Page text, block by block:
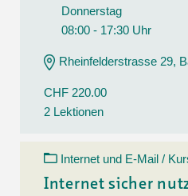
Donnerstag
08:00 - 17:30 Uhr
Rheinfelderstrasse 29,
CHF 220.00
2 Lektionen
Internet und E-Mail /
Internet sicher